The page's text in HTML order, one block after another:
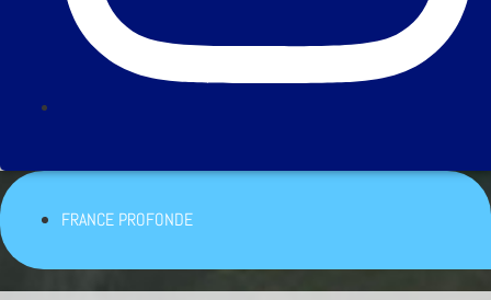
FRANCE PROFONDE